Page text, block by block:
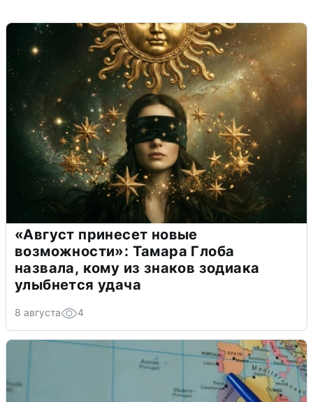
«Август принесет новые
возможности»: Тамара Глоба
назвала, кому из знаков зодиака
улыбнется удача
8 августа 4